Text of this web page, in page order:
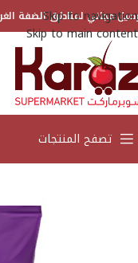
Skip to navigation
Skip to main content
مجاني لمناطق الضفة
تصفح المنتجات